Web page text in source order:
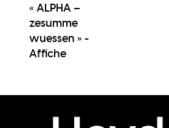
« ALPHA –
zesumme
wuessen » -
Affiche